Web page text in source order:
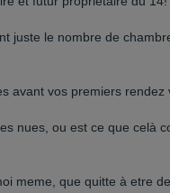
juste le nombre de
avant vos premiers rendez
nues, ou est ce que celà
meme, que quitte à etre